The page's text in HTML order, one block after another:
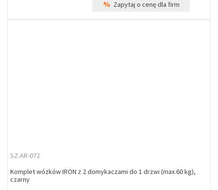
% Zapytaj o cenę dla firm
SZ-AR-072
Komplet wózków IRON z 2 domykaczami do 1 drzwi (max.60 kg),
czarny